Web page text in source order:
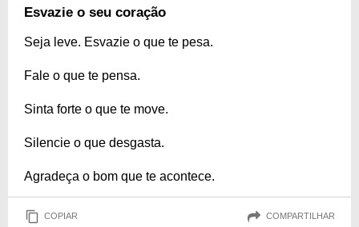
Esvazie o seu coração
Seja leve. Esvazie o que te pesa.
Fale o que te pensa.
Sinta forte o que te move.
Silencie o que desgasta.
Agradeça o bom que te acontece.
COPIAR COMPARTILHAR